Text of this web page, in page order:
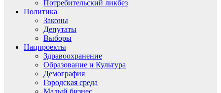
Потребительский ликбез
Политика
Законы
Депутаты
Выборы
Нацпроекты
Здравоохранение
Образование и Культура
Демография
Городская среда
Малый бизнес